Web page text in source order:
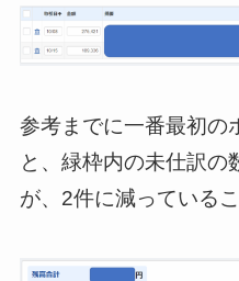
参考までに一番最初の
と、緑枠内の未仕訳の
が、2件に減っている